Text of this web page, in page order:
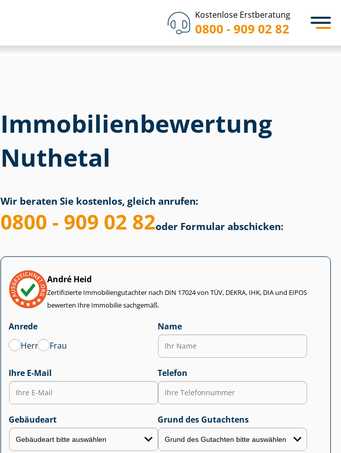
Kostenlose Erstberatung
0800 - 909 02 82
Immobilien­bewertung
Nuthetal
Wir beraten Sie kostenlos, gleich anrufen:
0800 - 909 02 82oder Formular abschicken:
André Heid
Zertifizierte Im­mo­bi­li­en­gut­ach­ter nach DIN 17024 von TÜV, DEKRA, IHK, DIA und EIPOS
bewerten Ihre Immobilie sachgemäß.
Anrede
Herr
Frau
Name
Ihre E-Mail Telefon
Gebäudeart Grund des Gutachtens